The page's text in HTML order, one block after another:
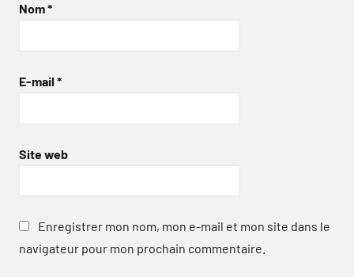
Nom*
E-mail *
Site web
Enregistrer mon nom, mon e-mail et mon site dans le
navigateur pour mon prochain commentaire.